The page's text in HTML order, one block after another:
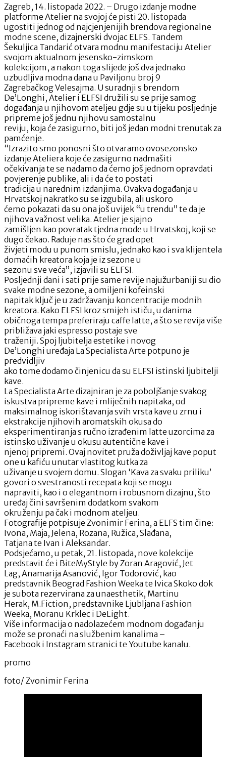
atelje
powered
by
De’Longhi
Zagreb, 14. listopada 2022. – Drugo izdanje modne
platforme Atelier na svojoj će pisti 20. listopada
ugostiti jednog od najcjenjenijih brendova regionalne
modne scene, dizajnerski dvojac ELFS. Tandem
Šekuljica Tandarić otvara modnu manifestaciju Atelier
svojom aktualnom jesensko-zimskom
kolekcijom, a nakon toga slijede još dva jednako
uzbudljiva modna dana u Paviljonu broj 9
Zagrebačkog Velesajma. U suradnji s brendom
De’Longhi, Atelier i ELFSI družili su se prije samog
događanja u njihovom ateljeu gdje su u tijeku posljednje
pripreme još jednu njihovu samostalnu
reviju, koja će zasigurno, biti još jedan modni trenutak za
pamćenje.
“Izrazito smo ponosni što otvaramo ovosezonsko
izdanje Ateliera koje će zasigurno nadmašiti
očekivanja te se nadamo da ćemo još jednom opravdati
povjerenje publike, ali i da će to postati
tradicija u narednim izdanjima. Ovakva događanja u
Hrvatskoj nakratko su se izgubila, ali uskoro
ćemo pokazati da su ona još uvijek “u trendu” te da je
njihova važnost velika. Atelier je sjajno
zamišljen kao povratak tjedna mode u Hrvatskoj, koji se
dugo čekao. Raduje nas što će grad opet
živjeti modu u punom smislu, jednako kao i sva klijentela
domaćih kreatora koja je iz sezone u
sezonu sve veća”, izjavili su ELFSI.
Posljednji dani i sati prije same revije najužurbaniji su dio
svake modne sezone, a omiljeni kofeinski
napitak ključ je u zadržavanju koncentracije modnih
kreatora. Kako ELFSI kroz smijeh ističu, u danima
običnoga tempa preferiraju caffe latte, a što se revija više
približava jaki espresso postaje sve
traženiji. Spoj ljubitelja estetike i novog
De’Longhi uređaja La Specialista Arte potpuno je
predvidljiv
ako tome dodamo činjenicu da su ELFSI istinski ljubitelji
kave.
La Specialista Arte dizajniran je za poboljšanje svakog
iskustva pripreme kave i mliječnih napitaka, od
maksimalnog iskorištavanja svih vrsta kave u zrnu i
ekstrakcije njihovih aromatskih okusa do
eksperimentiranja s ručno izrađenim latte uzorcima za
istinsko uživanje u okusu autentične kave i
njenoj pripremi. Ovaj novitet pruža doživljaj kave poput
one u kafiću unutar vlastitog kutka za
uživanje u svojem domu. Slogan ‘Kava za svaku priliku’
govori o svestranosti recepata koji se mogu
napraviti, kao i o elegantnom i robusnom dizajnu, što
uređaj čini savršenim dodatkom svakom
okruženju pa čak i modnom ateljeu.
Fotografije potpisuje Zvonimir Ferina, a ELFS tim čine:
Ivona, Maja, Jelena, Rozana, Ružica, Slađana,
Tatjana te Ivan i Aleksandar.
Podsjećamo, u petak, 21. listopada, nove kolekcije
predstavit će i BiteMyStyle by Zoran Aragović, Jet
Lag, Anamarija Asanović, Igor Todorović, kao
predstavnik Beograd Fashion Weeka te Ivica Skoko dok
je subota rezervirana za unaesthetik, Martinu
Herak, M.Fiction, predstavnike Ljubljana Fashion
Weeka, Moranu Krklec i DeLight.
Više informacija o nadolazećem modnom događanju
može se pronaći na službenim kanalima –
Facebook i Instagram stranici te Youtube kanalu.
promo
foto/ Zvonimir Ferina